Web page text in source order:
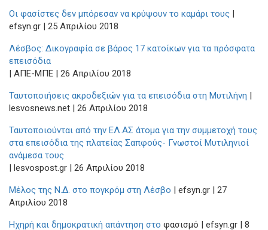
Οι φασίστες δεν μπόρεσαν να κρύψουν το καμάρι τους |
efsyn.gr | 25 Απριλίου 2018
Λέσβος: Δικογραφία σε βάρος 17 κατοίκων για τα πρόσφατα
επεισόδια
| ΑΠΕ-ΜΠΕ | 26 Απριλίου 2018
Ταυτοποιήσεις ακροδεξιών για τα επεισόδια στη Μυτιλήνη​ |
lesvosnews.net | 26 Απριλίου 2018
Ταυτοποιούνται από την ΕΛ.ΑΣ άτομα για την συμμετοχή τους
στα επεισόδια της πλατείας Σαπφούς- Γνωστοί Μυτιληνιοί
ανάμεσα τους
| lesvospost.gr | 26 Aπριλίου 2018
Μέλος της Ν.Δ. στο πογκρόμ στη Λέσβο | efsyn.gr | 27
Απριλίου 2018
Ηχηρή και δημοκρατική απάντηση στο φασισμό | efsyn.gr | 8